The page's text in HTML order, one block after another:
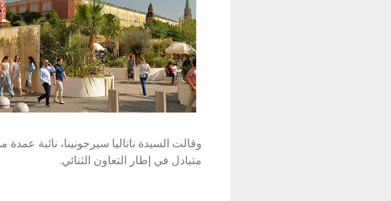
وقالت السيدة ناتاليا سيرجونينا، نائبة
متبادل في إطار التعاون الثنائي.